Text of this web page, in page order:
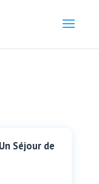
Séjour de